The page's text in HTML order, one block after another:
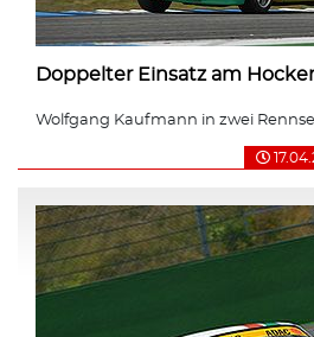
Doppelter Einsatz am
Wolfgang Kaufmann in zwei